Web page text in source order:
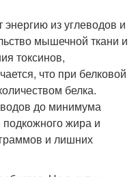
из углеводов и
мышечной ткани и
токсинов,
что при белковой
белка.
до минимума
подкожного жира и
и лишних